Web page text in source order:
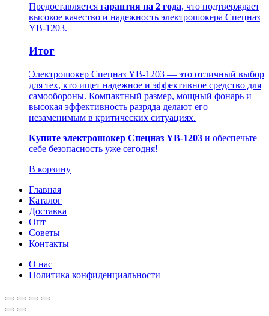
Предоставляется гарантия на 2 года, что подтверждает
высокое качество и надежность электрошокера Спецназ
YB-1203.
Итог
Электрошокер Спецназ YB-1203 — это отличный выбор
для тех, кто ищет надежное и эффективное средство для
самообороны. Компактный размер, мощный фонарь и
высокая эффективность разряда делают его
незаменимым в критических ситуациях.
Купите электрошокер Спецназ YB-1203 и обеспечьте
себе безопасность уже сегодня!
В корзину
Главная
Каталог
Доставка
Опт
Советы
Контакты
О нас
Политика конфиденциальности